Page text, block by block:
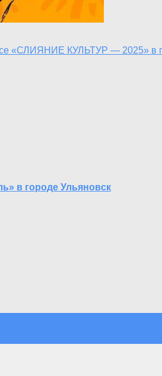
«СЛИЯНИЕ КУЛЬТУР — 2025» в
в городе Ульяновск